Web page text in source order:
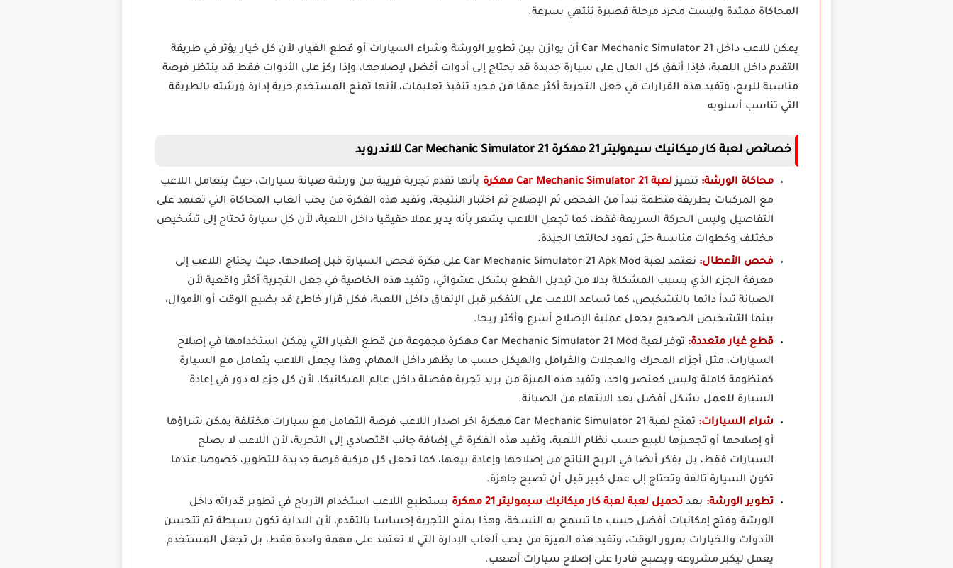
المحاكاة ممتدة وليست مجرد مرحلة قصيرة تنتهي بسرعة.
يمكن للاعب داخل Car Mechanic Simulator 21 أن يوازن بين تطوير الورشة وشراء السيارات أو قطع الغيار، لأن كل خيار يؤثر في طريقة
التقدم داخل اللعبة، فإذا أنفق كل المال على سيارة جديدة قد يحتاج إلى أدوات أفضل لإصلاحها، وإذا ركز على الأدوات فقط قد ينتظر فرصة
مناسبة للربح، وتفيد هذه القرارات في جعل التجربة أكثر عمقا من مجرد تنفيذ تعليمات، لأنها تمنح المستخدم حرية إدارة ورشته بالطريقة
التي تناسب أسلوبه.
خصائص لعبة كار ميكانيك سيموليتر 21 مهكرة Car Mechanic Simulator 21 للاندرويد
محاكاة الورشة: تتميزلعبة Car Mechanic Simulator 21 مهكرة
بأنها تقدم تجربة قريبة من ورشة صيانة سيارات، حيث يتعامل اللاعب
مع المركبات بطريقة منظمة تبدأ من الفحص ثم الإصلاح ثم اختبار النتيجة، وتفيد هذه الفكرة من يحب ألعاب المحاكاة التي تعتمد على
التفاصيل وليس الحركة السريعة فقط، كما تجعل اللاعب يشعر بأنه يدير عملا حقيقيا داخل اللعبة، لأن كل سيارة تحتاج إلى تشخيص
مختلف وخطوات مناسبة حتى تعود لحالتها الجيدة.
فحص الأعطال:
تعتمد لعبة Car Mechanic Simulator 21 Apk Mod على فكرة فحص السيارة قبل إصلاحها، حيث يحتاج اللاعب إلى
معرفة الجزء الذي يسبب المشكلة بدلا من تبديل القطع بشكل عشوائي، وتفيد هذه الخاصية في جعل التجربة أكثر واقعية لأن
الصيانة تبدأ دائما بالتشخيص، كما تساعد اللاعب على التفكير قبل الإنفاق داخل اللعبة، فكل قرار خاطئ قد يضيع الوقت أو الأموال،
بينما التشخيص الصحيح يجعل عملية الإصلاح أسرع وأكثر ربحا.
قطع غيار متعددة:
توفر لعبة Car Mechanic Simulator 21 Mod مهكرة مجموعة من قطع الغيار التي يمكن استخدامها في إصلاح
السيارات، مثل أجزاء المحرك والعجلات والفرامل والهيكل حسب ما يظهر داخل المهام، وهذا يجعل اللاعب يتعامل مع السيارة
كمنظومة كاملة وليس كعنصر واحد، وتفيد هذه الميزة من يريد تجربة مفصلة داخل عالم الميكانيكا، لأن كل جزء له دور في إعادة
السيارة للعمل بشكل أفضل بعد الانتهاء من الصيانة.
شراء السيارات:
تمنح لعبة Car Mechanic Simulator 21 مهكرة اخر اصدار اللاعب فرصة التعامل مع سيارات مختلفة يمكن شراؤها
أو إصلاحها أو تجهيزها للبيع حسب نظام اللعبة، وتفيد هذه الفكرة في إضافة جانب اقتصادي إلى التجربة، لأن اللاعب لا يصلح
السيارات فقط، بل يفكر أيضا في الربح الناتج من إصلاحها وإعادة بيعها، كما تجعل كل مركبة فرصة جديدة للتطوير، خصوصا عندما
تكون السيارة تالفة وتحتاج إلى عمل كبير قبل أن تصبح جاهزة.
تطوير الورشة: بعد تحميل لعبة لعبة كار ميكانيك سيموليتر 21 مهكرة
يستطيع اللاعب استخدام الأرباح في تطوير قدراته داخل
الورشة وفتح إمكانيات أفضل حسب ما تسمح به النسخة، وهذا يمنح التجربة إحساسا بالتقدم، لأن البداية تكون بسيطة ثم تتحسن
الأدوات والخيارات بمرور الوقت، وتفيد هذه الميزة من يحب ألعاب الإدارة التي لا تعتمد على مهمة واحدة فقط، بل تجعل المستخدم
يعمل ليكبر مشروعه ويصبح قادرا على إصلاح سيارات أصعب.